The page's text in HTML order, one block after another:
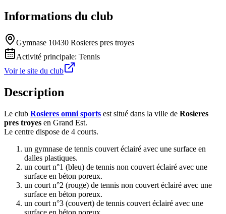
Informations du club
Gymnase 10430 Rosieres pres troyes
Activité principale: Tennis
Voir le site du club
Description
Le club Rosieres omni sports est situé dans la ville de Rosieres
pres troyes en Grand Est.
Le centre dispose de 4 courts.
un gymnase de tennis couvert éclairé avec une surface en
dalles plastiques.
un court n°1 (bleu) de tennis non couvert éclairé avec une
surface en béton poreux.
un court n°2 (rouge) de tennis non couvert éclairé avec une
surface en béton poreux.
un court n°3 (couvert) de tennis couvert éclairé avec une
surface en béton poreux.